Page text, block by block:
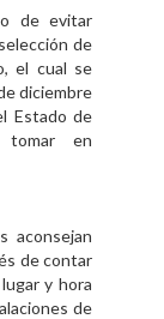
de evitar
de
el cual se
diciembre
Estado de
tomar en
aconsejan
de contar
y hora
de